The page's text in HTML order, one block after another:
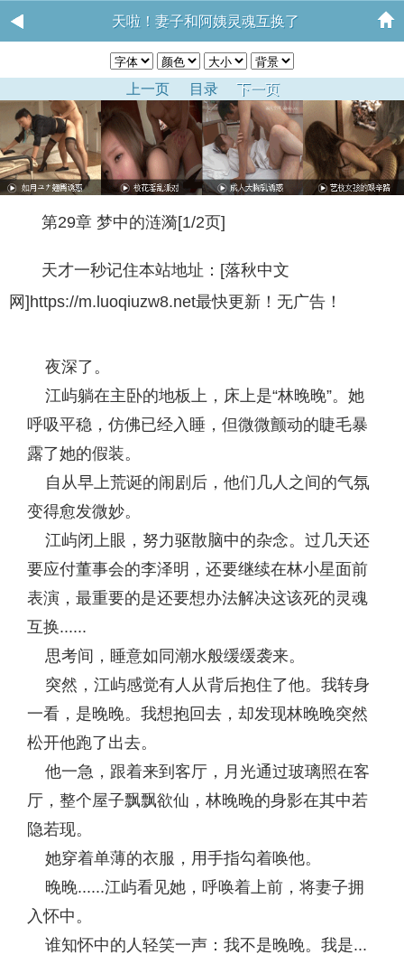
天啦！妻子和阿姨灵魂互换了
上一页 目录 下一页
第29章 梦中的涟漪[1/2页]
天才一秒记住本站地址：[落秋中文
网]https://m.luoqiuzw8.net最快更新！无广告！
夜深了。
江屿躺在主卧的地板上，床上是“林晚晚”。她
呼吸平稳，仿佛已经入睡，但微微颤动的睫毛暴
露了她的假装。
自从早上荒诞的闹剧后，他们几人之间的气氛
变得愈发微妙。
江屿闭上眼，努力驱散脑中的杂念。过几天还
要应付董事会的李泽明，还要继续在林小星面前
表演，最重要的是还要想办法解决这该死的灵魂
互换......
思考间，睡意如同潮水般缓缓袭来。
突然，江屿感觉有人从背后抱住了他。我转身
一看，是晚晚。我想抱回去，却发现林晚晚突然
松开他跑了出去。
他一急，跟着来到客厅，月光通过玻璃照在客
厅，整个屋子飘飘欲仙，林晚晚的身影在其中若
隐若现。
她穿着单薄的衣服，用手指勾着唤他。
晚晚......江屿看见她，呼唤着上前，将妻子拥
入怀中。
谁知怀中的人轻笑一声：我不是晚晚。我是...